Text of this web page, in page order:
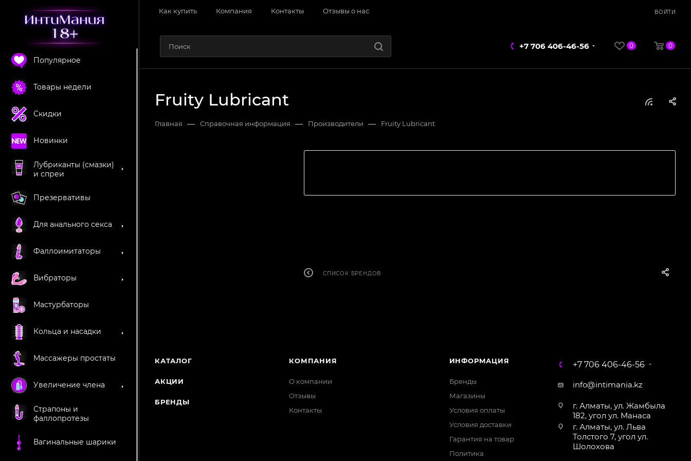
Как купить Компания Контакты Отзывы о нас ВОЙТИ
0 0
+7 706 406-46-56
Популярное
Товары недели
Скидки
Новинки
Лубриканты (смазки)
и спреи
Презервативы
Для анального секса
Фаллоимитаторы
Вибраторы
Мастурбаторы
Кольца и насадки
Массажеры простаты
Увеличение члена
Страпоны и
фаллопротезы
Вагинальные шарики
Fruity Lubricant
Главная — Справочная информация — Производители — Fruity Lubricant
СПИСОК БРЕНДОВ
КАТАЛОГ
АКЦИИ
БРЕНДЫ
КОМПАНИЯ
О компании
Отзывы
Контакты
ИНФОРМАЦИЯ
Бренды
Магазины
Условия оплаты
Условия доставки
Гарантия на товар
Политика
+7 706 406-46-56
info@intimania.kz
г. Алматы, ул. Жамбыла
182, угол ул. Манаса
г. Алматы, ул. Льва
Толстого 7, угол ул.
Шолохова